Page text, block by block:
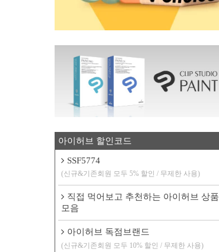
아이허브 할인코드
SSF5774
(신규&기존회원 모두 5% 할인 / 무제한 사용)
직접 먹어보고 추천하는 아이허브 상품
모음
아이허브 독점브랜드
(신규&기존회원 모두 10% 할인 / 무제한 사용)